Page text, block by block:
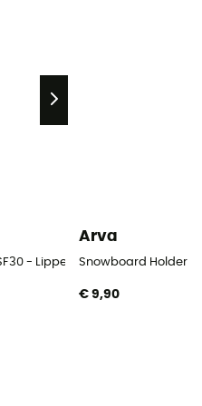
- Lippenbalsem
Arva
Snowboard Holder
€ 9,90